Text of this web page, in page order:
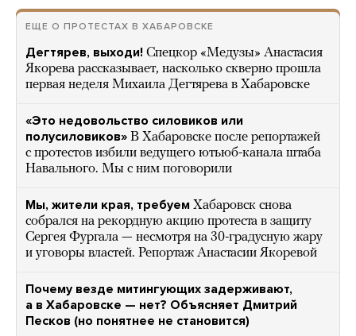
ЕЩЕ О ПРОТЕСТАХ В ХАБАРОВСКЕ
Дегтярев, выходи! Спецкор «Медузы» Анастасия
Якорева рассказывает, насколько скверно прошла
первая неделя Михаила Дегтярева в Хабаровске
«Это недовольство силовиков или
полусиловиков» В Хабаровске после репортажей
с протестов избили ведущего ютьюб-канала штаба
Навального. Мы с ним поговорили
Мы, жители края, требуем Хабаровск снова
собрался на рекордную акцию протеста в защиту
Сергея Фургала — несмотря на 30-градусную жару
и уговоры властей. Репортаж Анастасии Якоревой
Почему везде митингующих задерживают,
а в Хабаровске — нет? Объясняет Дмитрий
Песков (но понятнее не становится)